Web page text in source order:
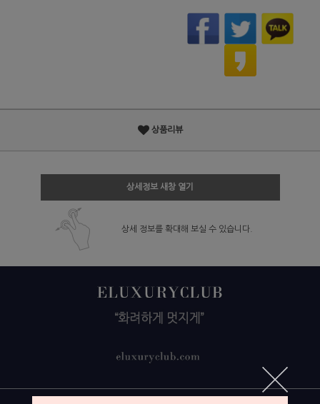
상품리뷰
상세정보 새창 열기
상세 정보를 확대해 보실 수 있습니다.